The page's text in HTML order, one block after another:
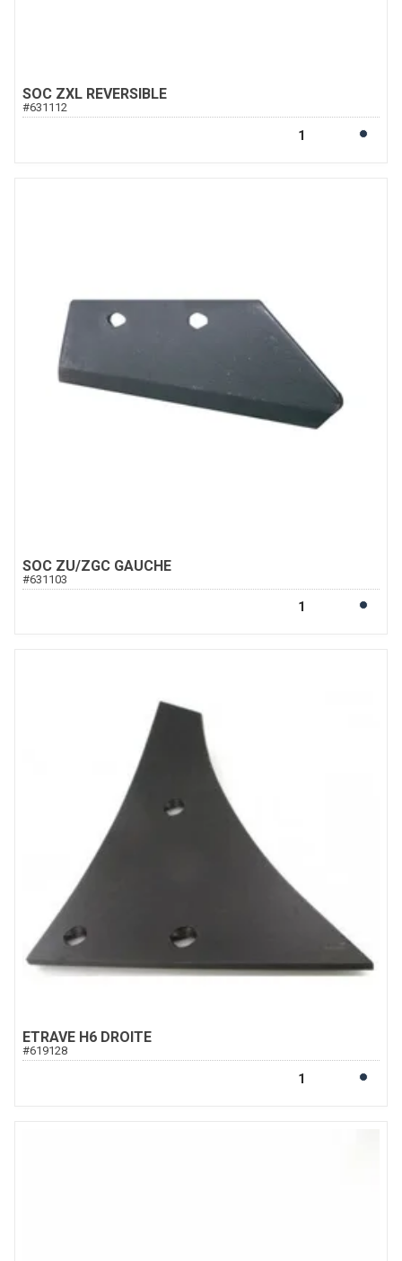
SOC ZXL REVERSIBLE
#631112
SOC ZU/ZGC GAUCHE
#631103
ETRAVE H6 DROITE
#619128